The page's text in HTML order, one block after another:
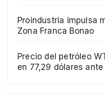
Proindustria impulsa
Zona Franca Bonao
Precio del petróleo
en 77,29 dólares